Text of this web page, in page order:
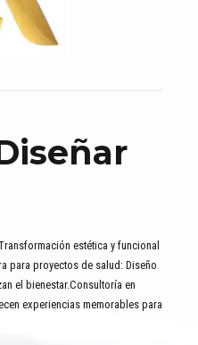
estética y funcional
para proyectos de salud: Diseño
el bienestar.Consultoría en
experiencias memorables para